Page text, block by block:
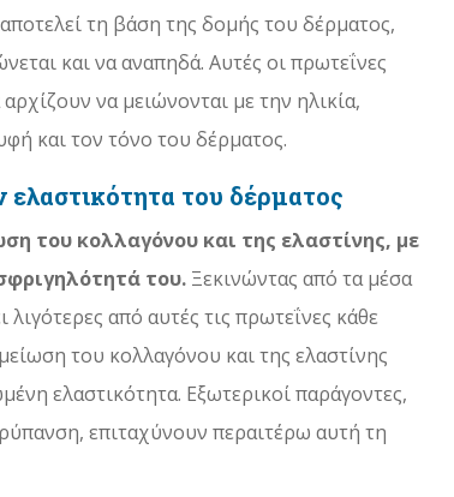
τη βάση της δομής του δέρματος,
και να αναπηδά. Αυτές οι πρωτεΐνες
να μειώνονται με την ηλικία,
και τον τόνο του δέρματος.
του δέρματος
του κολλαγόνου και της ελαστίνης, με
του. Ξεκινώντας από τα μέσα
από αυτές τις πρωτεΐνες κάθε
του κολλαγόνου και της ελαστίνης
ελαστικότητα. Εξωτερικοί παράγοντες,
επιταχύνουν περαιτέρω αυτή τη